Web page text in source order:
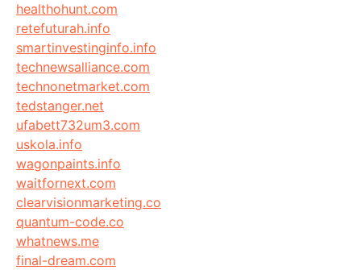
healthohunt.com
retefuturah.info
smartinvestinginfo.info
technewsalliance.com
technonetmarket.com
tedstanger.net
ufabett732um3.com
uskola.info
wagonpaints.info
waitfornext.com
clearvisionmarketing.co
quantum-code.co
whatnews.me
final-dream.com